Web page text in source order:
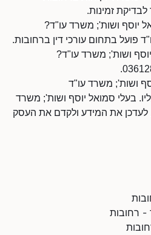
זמינות.
יוסף ושות'; משרד עו"ד?
פועל בתחום עורכי דין ברחובות.
ושות'; משרד עו"ד?
ושות'; משרד עו"ד
בעלי סמואל יוסף ושות'; משרד
לעדכן את המידע ולקדם את העסק
- רחובות